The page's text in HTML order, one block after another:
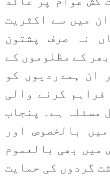
میں سے اکثریت
نہ صرف پشتون
کے مظلوموں کے
ان ہمدردیوں کو
کرنے والی
مسئلہ ہے۔ پنجاب
بالخصوص اور
میں بھی بالعموم
گردوں کی حمایت